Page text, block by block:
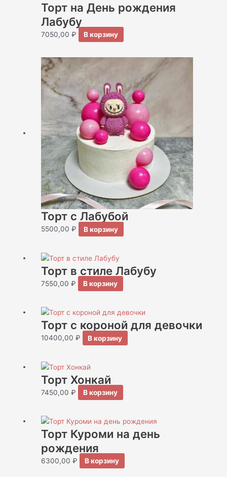
Торт на День рождения
Лабубу
7050,00₽ В корзину
Торт с Лабубой
5500,00₽ В корзину
Торт в стиле Лабубу
7550,00₽ В корзину
Торт с короной для девочки
10400,00₽ В корзину
Торт Хонкай
7450,00₽ В корзину
Торт Куроми на день
рождения
6300,00₽ В корзину